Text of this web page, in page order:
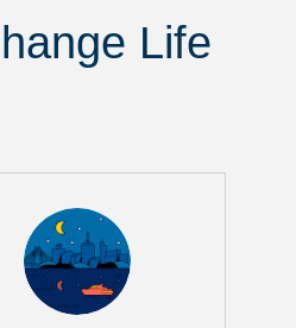
Life